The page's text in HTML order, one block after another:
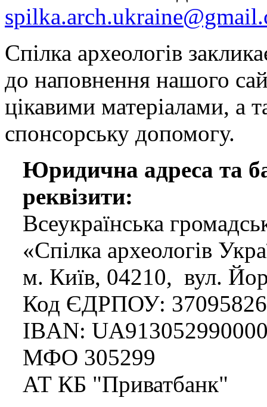
Спілка археологів
до наповнення нашого
цікавими матеріалами, а
спонсорську допомогу.
Юридична адреса та
реквізити:
Всеукраїнська
«Спілка археологів
м. Київ, 04210, вул.
Код ЄДРПОУ: 37095826
IBAN:
МФО 305299
АТ КБ "Приватбанк"